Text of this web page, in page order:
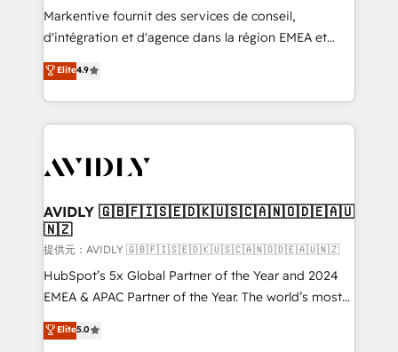
Build high-performing websites with UX, messaging,
& conversion strategy that drive results. 🤖AI
AI, & maximize AEO with tailored AI services. 🧩
Integrations: Extend HubSpot with custom
Markentive fournit des services de conseil,
d'intégration et d'agence dans la région EMEA et
North America. Avec plus de 115 experts en
marketing automation, Growth, Revops, CRM et
webdesign. Markentive is both a consulting firm, a
digital agency and an integrator. With over 115
CRM and webdesign (We focus on EMEA - USA
Elite4.9
AVIDLY 🇬🇧🇫🇮🇸🇪🇩🇰🇺🇸🇨🇦🇳🇴🇩🇪🇦🇺
🇳🇿
提供元：AVIDLY 🇬🇧🇫🇮🇸🇪🇩🇰🇺🇸🇨🇦🇳🇴🇩🇪🇦🇺🇳🇿
HubSpot’s 5x Global Partner of the Year and 2024
EMEA & APAC Partner of the Year. The world’s most
experienced and fully accredited HubSpot Solutions
Partner. 🚀 With 2,750+ HubSpot projects delivered
Elite5.0